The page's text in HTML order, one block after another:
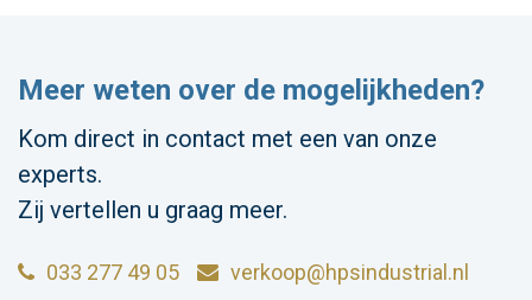
Meer weten over de mogelijkheden?
Kom direct in contact met een van onze
experts.
Zij vertellen u graag meer.
033 277 49 05 verkoop@hpsindustrial.nl